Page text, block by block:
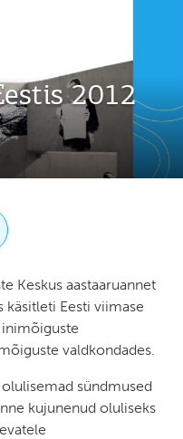
2012
Keskus aastaaruannet
käsitleti Eesti viimase
inimõiguste
valdkondades.
sündmused
kujunenud oluliseks